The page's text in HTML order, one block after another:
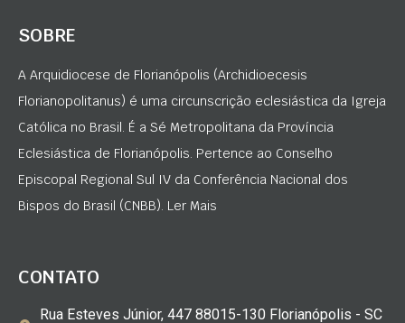
SOBRE
A Arquidiocese de Florianópolis (Archidioecesis
Florianopolitanus) é uma circunscrição eclesiástica da Igreja
Católica no Brasil. É a Sé Metropolitana da Província
Eclesiástica de Florianópolis. Pertence ao Conselho
Episcopal Regional Sul IV da Conferência Nacional dos
Bispos do Brasil (CNBB). Ler Mais
CONTATO
Rua Esteves Júnior, 447 88015-130 Florianópolis - SC